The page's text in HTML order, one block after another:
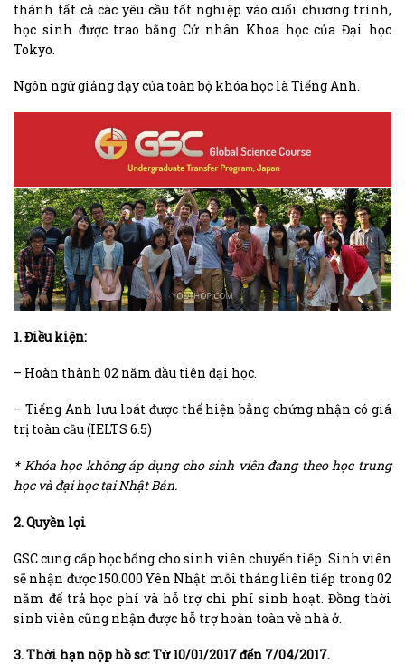
thành tất cả các yêu cầu tốt nghiệp vào cuối chương trình,
học sinh được trao bằng Cử nhân Khoa học của Đại học
Tokyo.
Ngôn ngữ giảng dạy của toàn bộ khóa học là Tiếng Anh.
1. Điều kiện:
– Hoàn thành 02 năm đầu tiên đại học.
– Tiếng Anh lưu loát được thể hiện bằng chứng nhận có giá
trị toàn cầu (IELTS 6.5)
* Khóa học không áp dụng cho sinh viên đang theo học trung
học và đại học tại Nhật Bản.
2. Quyền lợi
GSC cung cấp học bổng cho sinh viên chuyển tiếp. Sinh viên
sẽ nhận được 150.000 Yên Nhật mỗi tháng liên tiếp trong 02
năm để trả học phí và hỗ trợ chi phí sinh hoạt. Đồng thời
sinh viên cũng nhận được hỗ trợ hoàn toàn về nhà ở.
3. Thời hạn nộp hồ sơ: Từ 10/01/2017 đến 7/04/2017.